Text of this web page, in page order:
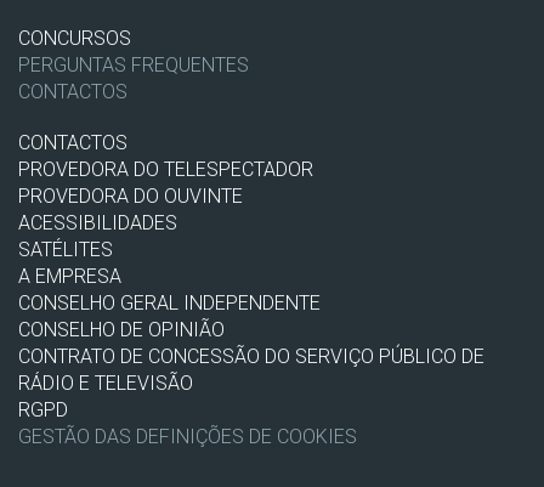
CONCURSOS
PERGUNTAS FREQUENTES
CONTACTOS
CONTACTOS
PROVEDORA DO TELESPECTADOR
PROVEDORA DO OUVINTE
ACESSIBILIDADES
SATÉLITES
A EMPRESA
CONSELHO GERAL INDEPENDENTE
CONSELHO DE OPINIÃO
CONTRATO DE CONCESSÃO DO SERVIÇO PÚBLICO DE
RÁDIO E TELEVISÃO
RGPD
GESTÃO DAS DEFINIÇÕES DE COOKIES